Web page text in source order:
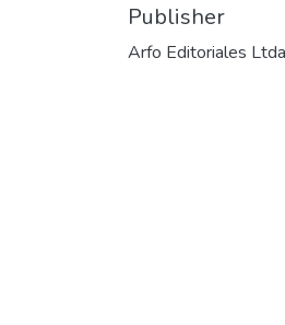
Publisher
Arfo Editoriales